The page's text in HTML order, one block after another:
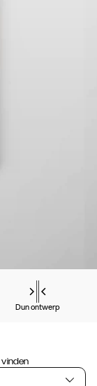
Dun ontwerp